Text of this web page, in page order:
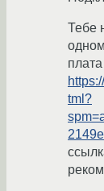
Тебе
плата
tml?